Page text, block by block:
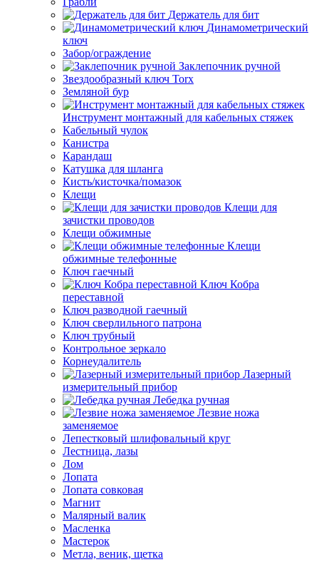
Держатель для бит
Динамометрический
ключ
Забор/ограждение
Заклепочник ручной
Звездообразный ключ Torx
Земляной бур
Инструмент монтажный для кабельных стяжек
Кабельный чулок
Канистра
Карандаш
Катушка для шланга
Кисть/кисточка/помазок
Клещи
Клещи для
зачистки проводов
Клещи обжимные
Клещи
обжимные телефонные
Ключ гаечный
Ключ Кобра
переставной
Ключ разводной гаечный
Ключ сверлильного патрона
Ключ трубный
Контрольное зеркало
Корнеудалитель
Лазерный
измерительный прибор
Лебедка ручная
Лезвие ножа
заменяемое
Лепестковый шлифовальный круг
Лестница, лазы
Лом
Лопата
Лопата совковая
Магнит
Малярный валик
Масленка
Мастерок
Метла, веник, щетка